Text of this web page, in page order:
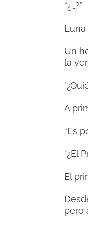
“¿…?”
Luna
Un
la
A
“Es
"¿El
El
pero